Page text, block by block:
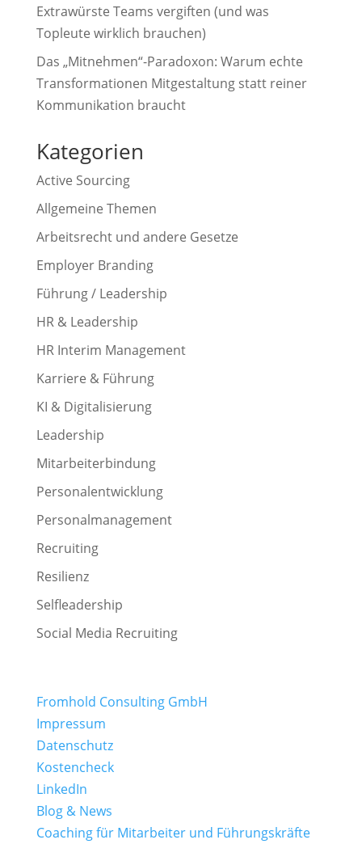
Extrawürste Teams vergiften (und was
Topleute wirklich brauchen)
Das „Mitnehmen“-Paradoxon: Warum echte
Transformationen Mitgestaltung statt reiner
Kommunikation braucht
Kategorien
Active Sourcing
Allgemeine Themen
Arbeitsrecht und andere Gesetze
Employer Branding
Führung / Leadership
HR & Leadership
HR Interim Management
Karriere & Führung
KI & Digitalisierung
Leadership
Mitarbeiterbindung
Personalentwicklung
Personalmanagement
Recruiting
Resilienz
Selfleadership
Social Media Recruiting
Fromhold Consulting GmbH
Impressum
Datenschutz
Kostencheck
LinkedIn
Blog & News
Coaching für Mitarbeiter und Führungskräfte